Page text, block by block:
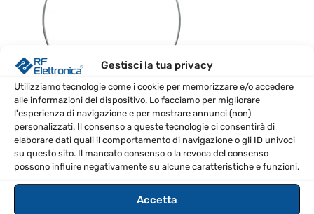
Gestisci la tua privacy
Utilizziamo tecnologie come i cookie per memorizzare e/o accedere
alle informazioni del dispositivo. Lo facciamo per migliorare
l'esperienza di navigazione e per mostrare annunci (non)
personalizzati. Il consenso a queste tecnologie ci consentirà di
elaborare dati quali il comportamento di navigazione o gli ID univoci
su questo sito. Il mancato consenso o la revoca del consenso
possono influire negativamente su alcune caratteristiche e funzioni.
Accetta
€189.00 Il
prezzo
originale
era:
€189.00.
€179.55Il
prezzo
attuale
è:
IVA Inclusa
Diamond D-303 Antenna per Ricevitore 0.5-200 MHz